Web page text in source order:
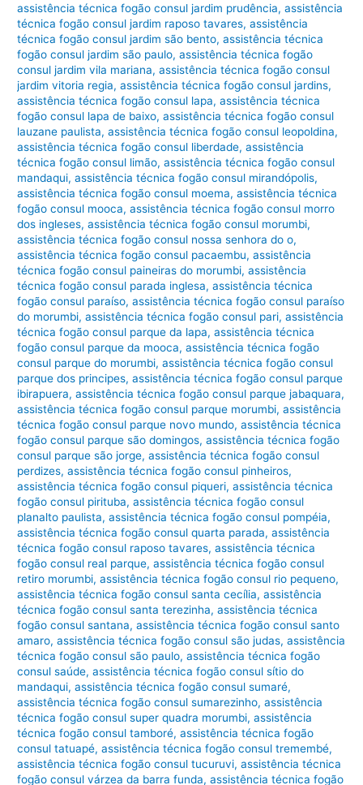
assistência técnica fogão consul jardim prudência,assistência
técnica fogão consul jardim raposo tavares,assistência
técnica fogão consul jardim são bento,assistência técnica
fogão consul jardim são paulo,assistência técnica fogão
consul jardim vila mariana,assistência técnica fogão consul
jardim vitoria regia,assistência técnica fogão consul jardins,
assistência técnica fogão consul lapa,assistência técnica
fogão consul lapa de baixo,assistência técnica fogão consul
lauzane paulista,assistência técnica fogão consul leopoldina,
assistência técnica fogão consul liberdade,assistência
técnica fogão consul limão,assistência técnica fogão consul
mandaqui,assistência técnica fogão consul mirandópolis,
assistência técnica fogão consul moema,assistência técnica
fogão consul mooca,assistência técnica fogão consul morro
dos ingleses,assistência técnica fogão consul morumbi,
assistência técnica fogão consul nossa senhora do o,
assistência técnica fogão consul pacaembu,assistência
técnica fogão consul paineiras do morumbi,assistência
técnica fogão consul parada inglesa,assistência técnica
fogão consul paraíso,assistência técnica fogão consul paraíso
do morumbi,assistência técnica fogão consul pari,assistência
técnica fogão consul parque da lapa,assistência técnica
fogão consul parque da mooca,assistência técnica fogão
consul parque do morumbi,assistência técnica fogão consul
parque dos principes,assistência técnica fogão consul parque
ibirapuera,assistência técnica fogão consul parque jabaquara,
assistência técnica fogão consul parque morumbi,assistência
técnica fogão consul parque novo mundo,assistência técnica
fogão consul parque são domingos,assistência técnica fogão
consul parque são jorge,assistência técnica fogão consul
perdizes,assistência técnica fogão consul pinheiros,
assistência técnica fogão consul piqueri,assistência técnica
fogão consul pirituba,assistência técnica fogão consul
planalto paulista,assistência técnica fogão consul pompéia,
assistência técnica fogão consul quarta parada,assistência
técnica fogão consul raposo tavares,assistência técnica
fogão consul real parque,assistência técnica fogão consul
retiro morumbi,assistência técnica fogão consul rio pequeno,
assistência técnica fogão consul santa cecília,assistência
técnica fogão consul santa terezinha,assistência técnica
fogão consul santana,assistência técnica fogão consul santo
amaro,assistência técnica fogão consul são judas,assistência
técnica fogão consul são paulo,assistência técnica fogão
consul saúde,assistência técnica fogão consul sítio do
mandaqui,assistência técnica fogão consul sumaré,
assistência técnica fogão consul sumarezinho,assistência
técnica fogão consul super quadra morumbi,assistência
técnica fogão consul tamboré,assistência técnica fogão
consul tatuapé,assistência técnica fogão consul tremembé,
assistência técnica fogão consul tucuruvi,assistência técnica
fogão consul várzea da barra funda,assistência técnica fogão